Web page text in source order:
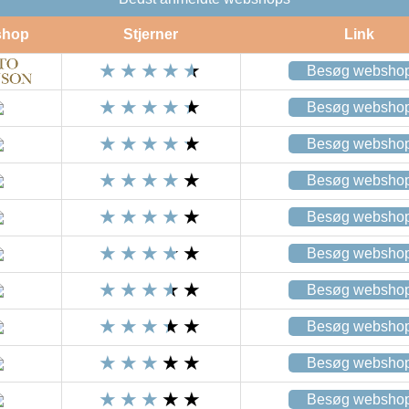
Stjerner Link
Besøg
Besøg
Besøg
Besøg
Besøg
Besøg
Besøg
Besøg
Besøg
Besøg